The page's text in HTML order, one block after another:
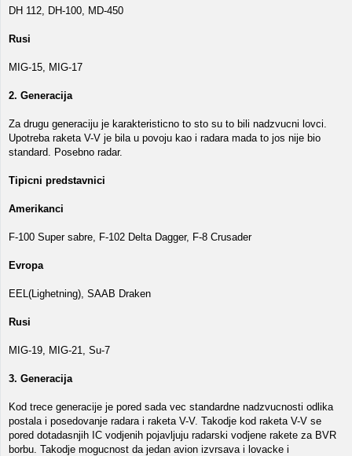
DH 112, DH-100, MD-450
Rusi
MIG-15, MIG-17
2. Generacija
Za drugu generaciju je karakteristicno to sto su to bili nadzvucni lovci.
Upotreba raketa V-V je bila u povoju kao i radara mada to jos nije bio
standard. Posebno radar.
Tipicni predstavnici
Amerikanci
F-100 Super sabre, F-102 Delta Dagger, F-8 Crusader
Evropa
EEL(Lighetning), SAAB Draken
Rusi
MIG-19, MIG-21, Su-7
3. Generacija
Kod trece generacije je pored sada vec standardne nadzvucnosti odlika
postala i posedovanje radara i raketa V-V. Takodje kod raketa V-V se
pored dotadasnjih IC vodjenih pojavljuju radarski vodjene rakete za BVR
borbu. Takodje mogucnost da jedan avion izvrsava i lovacke i